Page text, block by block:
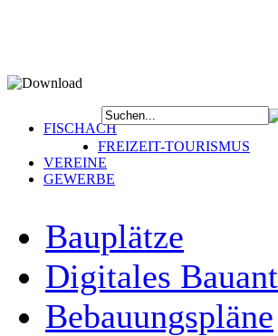
FISCHACH
FREIZEIT-TOURISMUS
VEREINE
GEWERBE
Bauplätze
Digitales
Bebauungspläne